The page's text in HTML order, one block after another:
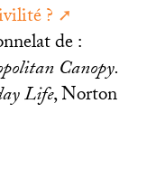
?
de :
Canopy.
Life, Norton